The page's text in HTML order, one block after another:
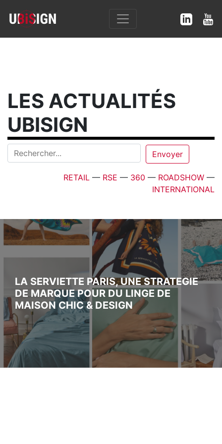
LES ACTUALITÉS
UBISIGN
RETAIL — RSE — 360 — ROADSHOW —
INTERNATIONAL
LA SERVIETTE PARIS, UNE STRATEGIE
DE MARQUE POUR DU LINGE DE
MAISON CHIC & DESIGN